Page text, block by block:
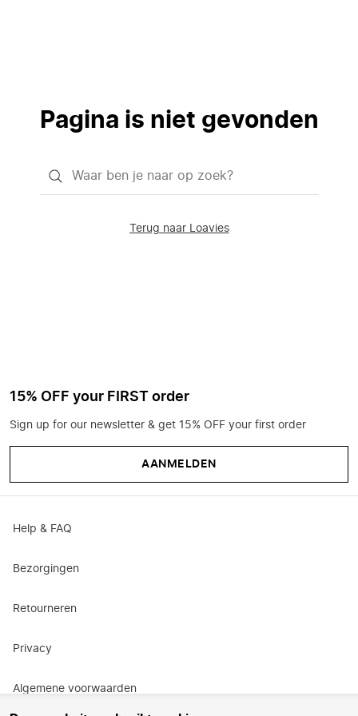
Pagina is niet gevonden
Waar
Terug naar Loavies
15% OFF your FIRST order
Sign up for our newsletter & get 15% OFF your first order
AANMELDEN
Help & FAQ
Bezorgingen
Retourneren
Privacy
Algemene voorwaarden